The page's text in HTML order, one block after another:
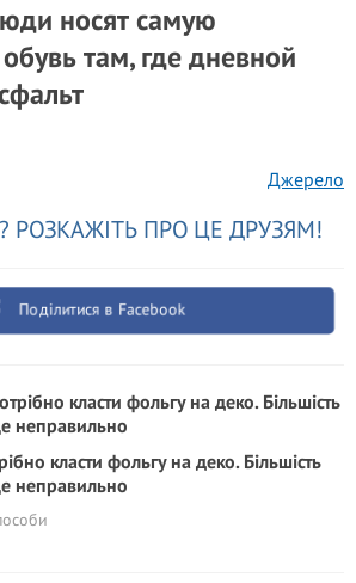
носят самую
там, где дневной
Джерело
РОЗКАЖІТЬ ПРО ЦЕ ДРУЗЯМ!
Поділитися в Facebook
класти фольгу на деко. Більшість
неправильно